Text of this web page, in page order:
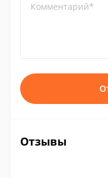
Комментарий*
Отзывы